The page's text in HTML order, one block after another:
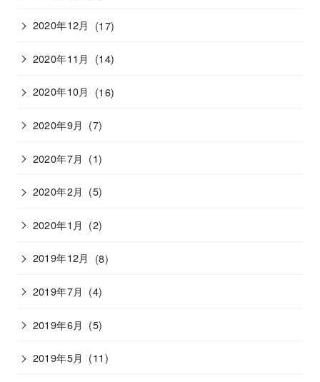
2020年12月 (17)
2020年11月 (14)
2020年10月 (16)
2020年9月 (7)
2020年7月 (1)
2020年2月 (5)
2020年1月 (2)
2019年12月 (8)
2019年7月 (4)
2019年6月 (5)
2019年5月 (11)